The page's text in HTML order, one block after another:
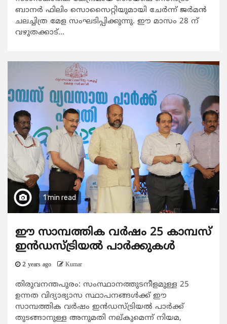
ബാനര്‍ ഫിലിം സൊസൈറ്റിയുമായി ചേര്‍ന്ന് ജര്‍മന്‍
ചലച്ചിത്ര മേള സംഘടിപ്പിക്കുന്നു. ഈ മാസം 28 ന്
വഴുതക്കാട്...
1 min read
ഈ സാമ്പത്തിക വര്‍ഷം 25 കാമ്പസ്
ഇന്‍ഡസ്ട്രിയല്‍ പാര്‍ക്കുകള്‍
2 years ago Kumar
തിരുവനന്തപുരം: സംസ്ഥാനത്തുടനീളമുള്ള 25
ഉന്നത വിദ്യാഭ്യാസ സ്ഥാപനങ്ങള്‍ക്ക് ഈ
സാമ്പത്തിക വര്‍ഷം ഇന്‍ഡസ്ട്രിയല്‍ പാര്‍ക്ക്
തുടങ്ങാനുള്ള അനുമതി നല്കുമെന്ന് നിയമ,